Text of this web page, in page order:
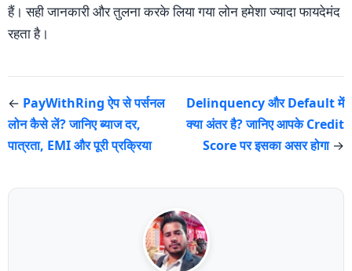
हैं। सही जानकारी और तुलना करके लिया गया लोन हमेशा ज्यादा फायदेमंद
रहता है।
← PayWithRing ऐप से पर्सनल
लोन कैसे लें? जानिए ब्याज दर,
पात्रता, EMI और पूरी प्रक्रिया
Delinquency और Default में
क्या अंतर है? जानिए आपके Credit
Score पर इसका असर होगा→